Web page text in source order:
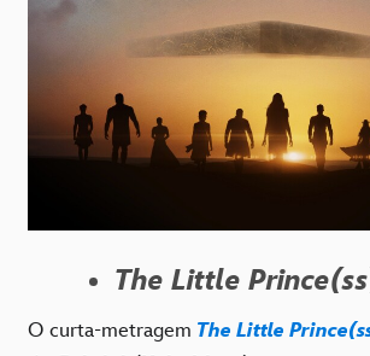
The Little Prince(ss
O curta-metragem The Little